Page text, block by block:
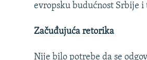
evropsku budućnost Srbije
Začuđujuća retorika
Nije bilo potrebe da se